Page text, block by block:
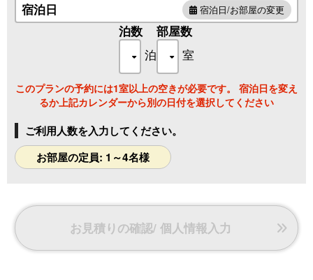
■アメニティ■
タオル・バスタオル・くし・歯ブラシ・髭剃り
浴衣・シャンプー・リンス・ボディソープ
宿泊日 宿泊日/お部屋の変更
泊数
泊
部屋数
室
このプランの予約には1室以上の空きが必要です。 宿泊日を変え
るか上記カレンダーから別の日付を選択してください
ご利用人数を入力してください。
お部屋の定員: 1～4名様
お見積りの確認/ 個人情報入力